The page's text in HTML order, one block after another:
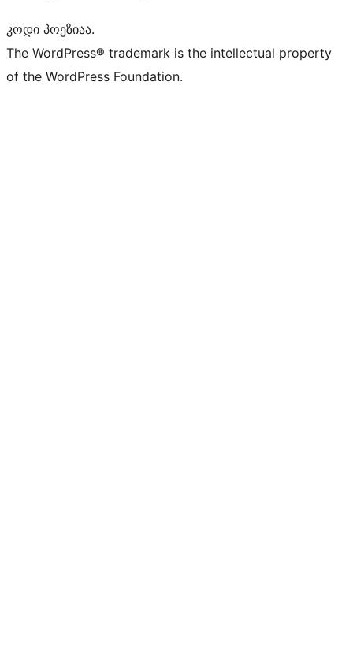
კოდი პოეზიაა.
The WordPress® trademark is the intellectual property
of the WordPress Foundation.